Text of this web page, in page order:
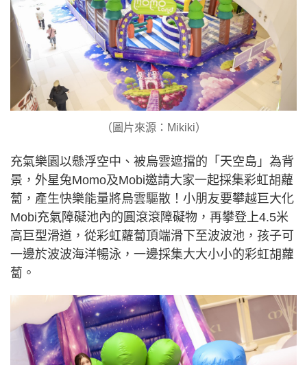
（圖片來源：Mikiki）
充氣樂園以懸浮空中、被烏雲遮擋的「天空島」為背
景，外星兔Momo及Mobi邀請大家一起採集彩虹胡蘿
蔔，產生快樂能量將烏雲驅散！小朋友要攀越巨大化
Mobi充氣障礙池內的圓滾滾障礙物，再攀登上4.5米
高巨型滑道，從彩虹蘿蔔頂端滑下至波波池，孩子可
一邊於波波海洋暢泳，一邊採集大大小小的彩虹胡蘿
蔔。